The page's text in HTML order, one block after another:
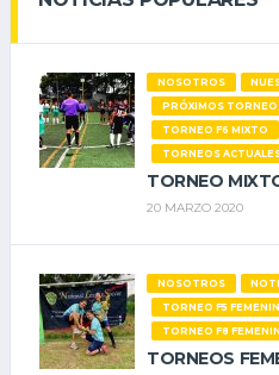
NOSOTROS
PRÓXIMOS
TORNEO F6 MIXTO
TORNEOS
TORNEO
20 MARZO 2020
NOSOTROS
TORNEO F5
TORNEO F8
TORNEOS